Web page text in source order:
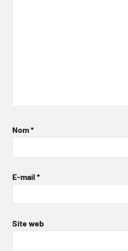
Nom*
E-mail *
Site web